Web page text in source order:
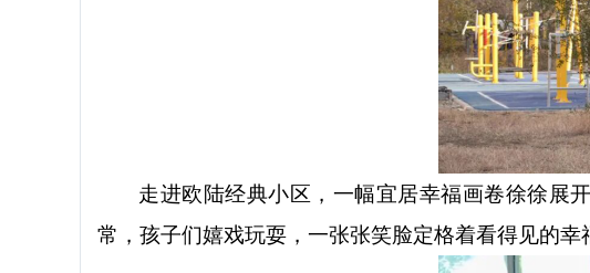
走进欧陆经典小区，一幅宜居幸福画卷徐徐展
常，孩子们嬉戏玩耍，一张张笑脸定格着看得见的幸